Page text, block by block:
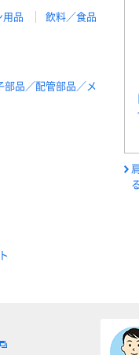
用品
飲料／食品
部品／配管部品／メ
る